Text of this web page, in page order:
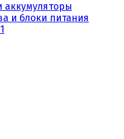
аккумуляторы
и блоки питания